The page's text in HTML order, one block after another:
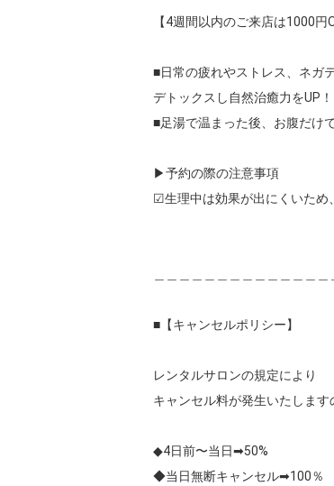
【4週間以内のご来店は1000円
■日常の疲れやストレス、ネガ
デトックスし自然治癒力をUP！
■足湯で温まった後、お腹だけ
▶︎予約の際の注意事項
☑︎生理中は効果が出にくいため
■【キャンセルポリシー】
レンタルサロンの規定により
キャンセル料が発生いたします
◆4日前〜当日➡︎50%
◆当日無断キャンセル➡︎100％